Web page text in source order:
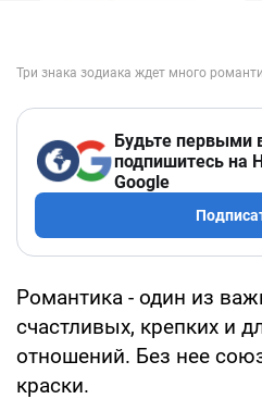
Будьте первыми
подпишитесь на
Google
Романтика - один из
счастливых, крепких и
отношений. Без нее
краски.